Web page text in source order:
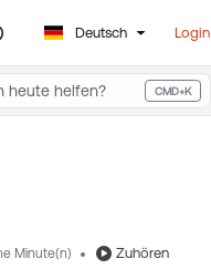
Deutsch Login
heute helfen? CMD+K
search
Minute(n) Zuhören